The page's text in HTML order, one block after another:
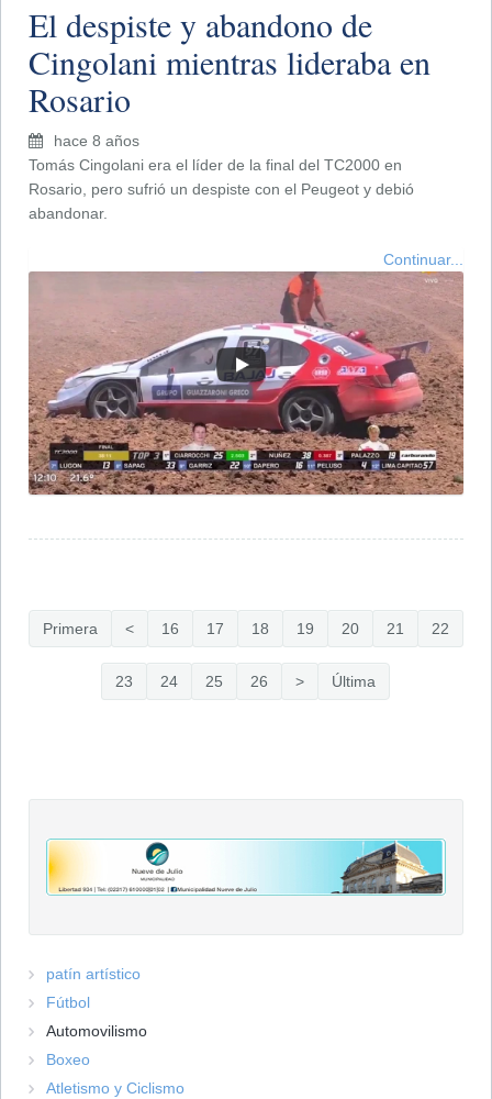
El despiste y abandono de
Cingolani mientras lideraba en
Rosario
hace 8 años
Tomás Cingolani era el líder de la final del TC2000 en
Rosario, pero sufrió un despiste con el Peugeot y debió
abandonar.
Continuar...
Primera < 16 17 18 19 20 21 22
23 24 25 26 > Última
patín artístico
Fútbol
Automovilismo
Boxeo
Atletismo y Ciclismo